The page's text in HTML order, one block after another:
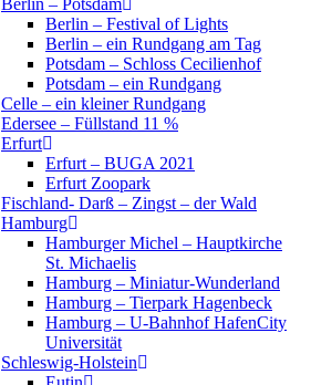
Berlin – Potsdam
Berlin – Festival of Lights
Berlin – ein Rundgang am Tag
Potsdam – Schloss Cecilienhof
Potsdam – ein Rundgang
Celle – ein kleiner Rundgang
Edersee – Füllstand 11 %
Erfurt
Erfurt – BUGA 2021
Erfurt Zoopark
Fischland- Darß – Zingst – der Wald
Hamburg
Hamburger Michel – Hauptkirche
St. Michaelis
Hamburg – Miniatur-Wunderland
Hamburg – Tierpark Hagenbeck
Hamburg – U-Bahnhof HafenCity
Universität
Schleswig-Holstein